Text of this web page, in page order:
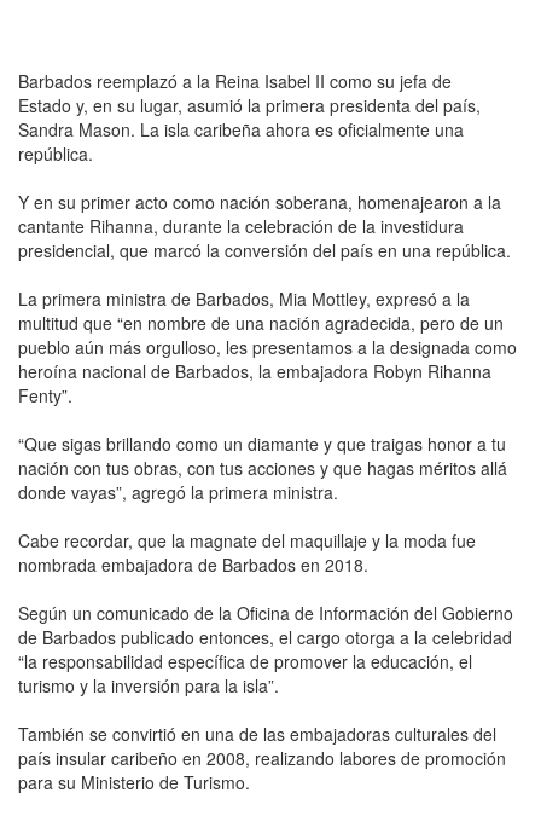
Barbados reemplazó a la Reina Isabel II como su jefa de
Estado y, en su lugar, asumió la primera presidenta del país,
Sandra Mason. La isla caribeña ahora es oficialmente una
república.
Y en su primer acto como nación soberana, homenajearon a la
cantante Rihanna, durante la celebración de la investidura
presidencial, que marcó la conversión del país en una república.
La primera ministra de Barbados, Mia Mottley, expresó a la
multitud que “en nombre de una nación agradecida, pero de un
pueblo aún más orgulloso, les presentamos a la designada como
heroína nacional de Barbados, la embajadora Robyn Rihanna
Fenty”.
“Que sigas brillando como un diamante y que traigas honor a tu
nación con tus obras, con tus acciones y que hagas méritos allá
donde vayas”, agregó la primera ministra.
Cabe recordar, que la magnate del maquillaje y la moda fue
nombrada embajadora de Barbados en 2018.
Según un comunicado de la Oficina de Información del Gobierno
de Barbados publicado entonces, el cargo otorga a la celebridad
“la responsabilidad específica de promover la educación, el
turismo y la inversión para la isla”.
También se convirtió en una de las embajadoras culturales del
país insular caribeño en 2008, realizando labores de promoción
para su Ministerio de Turismo.